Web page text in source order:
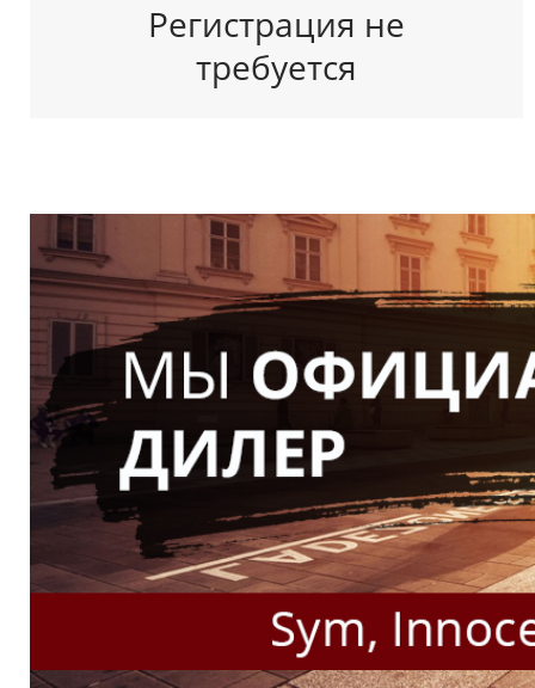
Регистрация не
требуется